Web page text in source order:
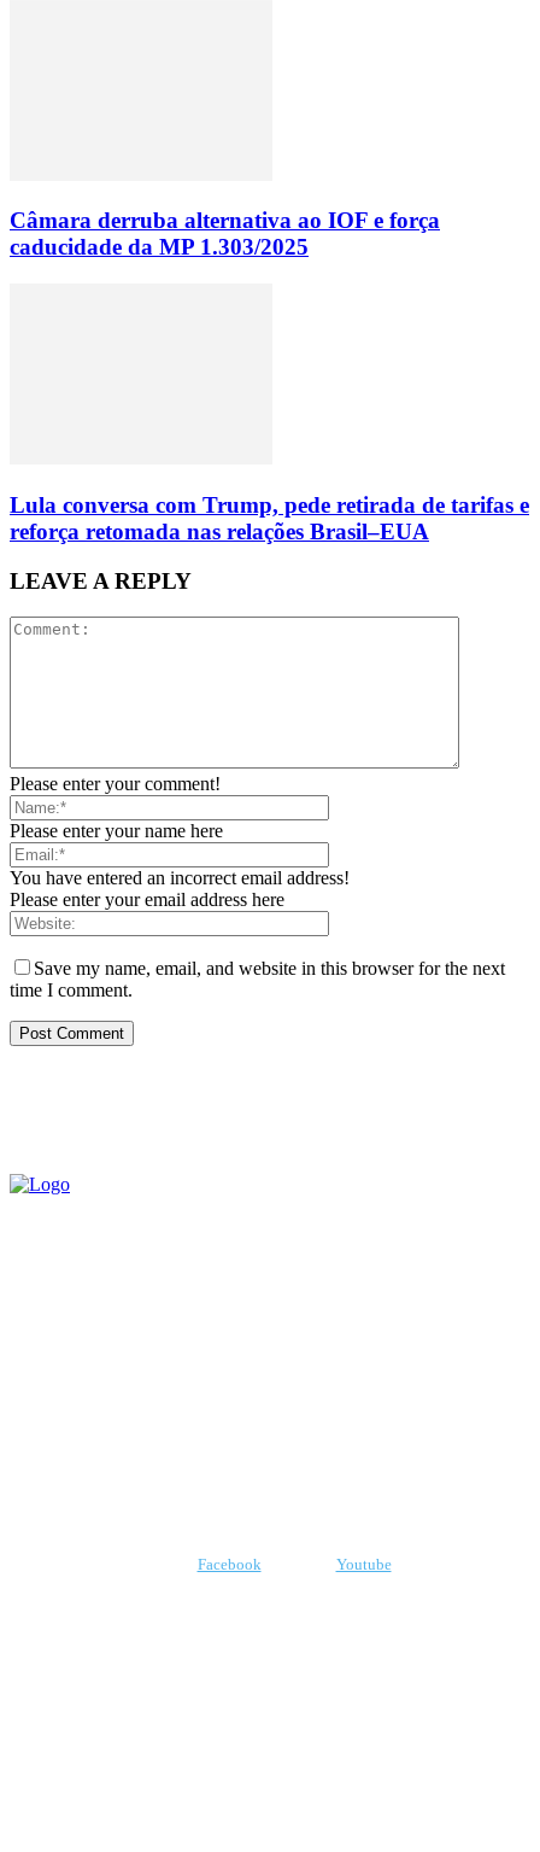
Câmara derruba alternativa ao IOF e força
caducidade da MP 1.303/2025
Lula conversa com Trump, pede retirada de tarifas e
reforça retomada nas relações Brasil–EUA
LEAVE A REPLY
Please enter your comment!
Please enter your name here
You have entered an incorrect email address!
Please enter your email address here
Save my name, email, and website in this browser for the next
time I comment.
Facebook Youtube